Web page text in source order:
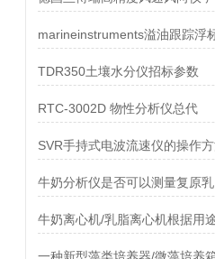
TDR350土壤水分仪招标参数
RTC-3002D 物性分析仪总代
牛奶分析仪是否可以测量复原乳